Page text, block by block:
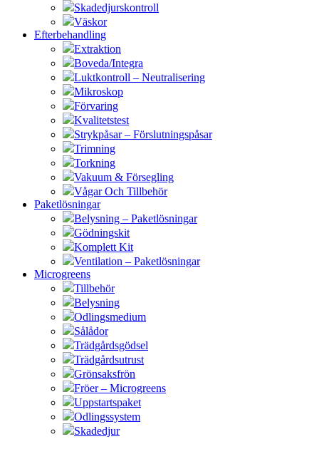
Skadedjurskontroll
Väskor
Efterbehandling
Extraktion
Boveda/Integra
Luktkontroll – Neutralisering
Mikroskop
Förvaring
Kvalitetstest
Strykpåsar – Förslutningspåsar
Trimning
Torkning
Vakuum & Försegling
Vågar Och Tillbehör
Paketlösningar
Belysning – Paketlösningar
Gödningskit
Komplett Kit
Ventilation – Paketlösningar
Microgreens
Tillbehör
Belysning
Odlingsmedium
Sålådor
Trädgårdsgödsel
Trädgårdsutrust
Grönsaksfrön
Fröer – Microgreens
Uppstartspaket
Odlingssystem
Skadedjur